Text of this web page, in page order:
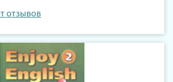
отзывов